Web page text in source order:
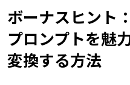
ボーナスヒント
プロンプトを魅
変換する方法